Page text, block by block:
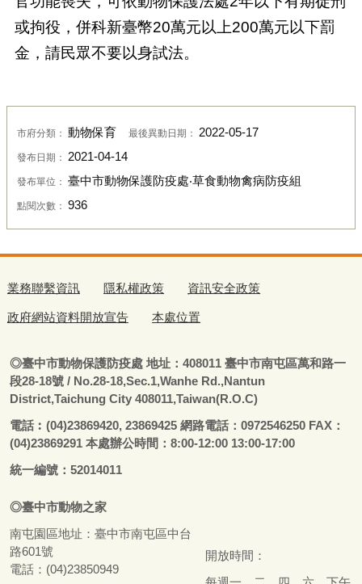
或拘役，併科新臺幣20萬元以上200萬元以下罰
金，請民眾不要以身試法。
市府分類： 動物保育 最後異動日期： 2022-05-17
發布日期： 2021-04-14
發布單位： 臺中市動物保護防疫處‧草食動物禽病防疫組
點閱次數： 936
業務聯繫資訊 隱私權政策 資訊安全政策
政府網站資料開放宣告 本處位置
◎臺中市動物保護防疫處地址：408011 臺中市南屯區萬和路一
段28-18號 / No.28-18,Sec.1,Wanhe Rd.,Nantun
District,Taichung City 408011,Taiwan(R.O.C)
電話︰ (04)23869420, 23869425 網路電話：0972546250 FAX：
(04)23869291 本處辦公時間：8:00-12:00 13:00-17:00
統一編號：52014011
◎臺中市動物之家
南屯園區地址： 臺中市南屯區中台
路601號
電話：(04)23850949
開放時間：